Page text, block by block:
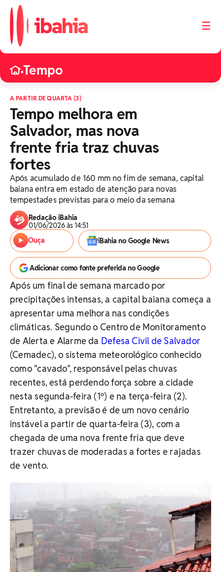
☰
•Tempo
A PARTIR DE QUARTA (3)
Tempo melhora em
Salvador, mas nova
frente fria traz chuvas
fortes
Após acumulado de 160 mm no fim de semana, capital
baiana entra em estado de atenção para novas
tempestades previstas para o meio da semana
Redação iBahia
01/06/2026 às 14:51
Ouça
iBahia no Google News
Adicionar como fonte preferida no Google
Após um final de semana marcado por
precipitações intensas, a capital baiana começa a
apresentar uma melhora nas condições
climáticas. Segundo o Centro de Monitoramento
de Alerta e Alarme da Defesa Civil de Salvador
(Cemadec), o sistema meteorológico conhecido
como "cavado", responsável pelas chuvas
recentes, está perdendo força sobre a cidade
nesta segunda-feira (1º) e na terça-feira (2).
Entretanto, a previsão é de um novo cenário
instável a partir de quarta-feira (3), com a
chegada de uma nova frente fria que deve
trazer chuvas de moderadas a fortes e rajadas
de vento.